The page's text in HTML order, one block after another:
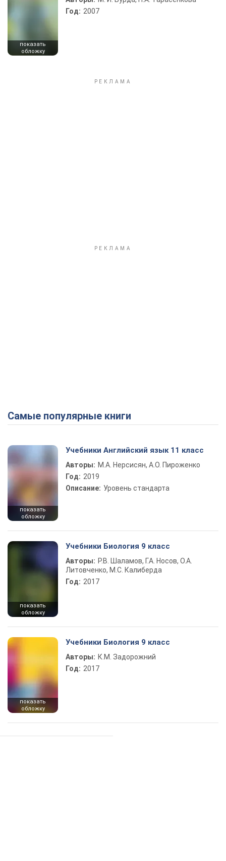
показать
обложку
Год: 2007
Самые популярные книги
показать
обложку
Учебники Английский язык 11 класс
Авторы: М.А. Нерсисян, А.О. Пироженко
Год: 2019
Описание: Уровень стандарта
показать
обложку
Учебники Биология 9 класс
Авторы: Р.В. Шаламов, Г.А. Носов, О.А.
Литовченко, М.С. Калиберда
Год: 2017
показать
обложку
Учебники Биология 9 класс
Авторы: К.М. Задорожний
Год: 2017